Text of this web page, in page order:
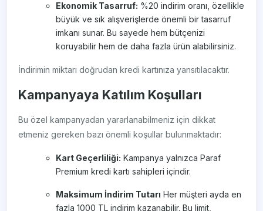
Ekonomik Tasarruf: %20 indirim oranı, özellikle
büyük ve sık alışverişlerde önemli bir tasarruf
imkanı sunar. Bu sayede hem bütçenizi
koruyabilir hem de daha fazla ürün alabilirsiniz.
İndirimin miktarı doğrudan kredi kartınıza yansıtılacaktır.
Kampanyaya Katılım Koşulları
Bu özel kampanyadan yararlanabilmeniz için dikkat
etmeniz gereken bazı önemli koşullar bulunmaktadır:
Kart Geçerliliği: Kampanya yalnızca Paraf
Premium kredi kartı sahipleri içindir.
Maksimum İndirim Tutarı Her müşteri ayda en
fazla 1000 TL indirim kazanabilir. Bu limit,